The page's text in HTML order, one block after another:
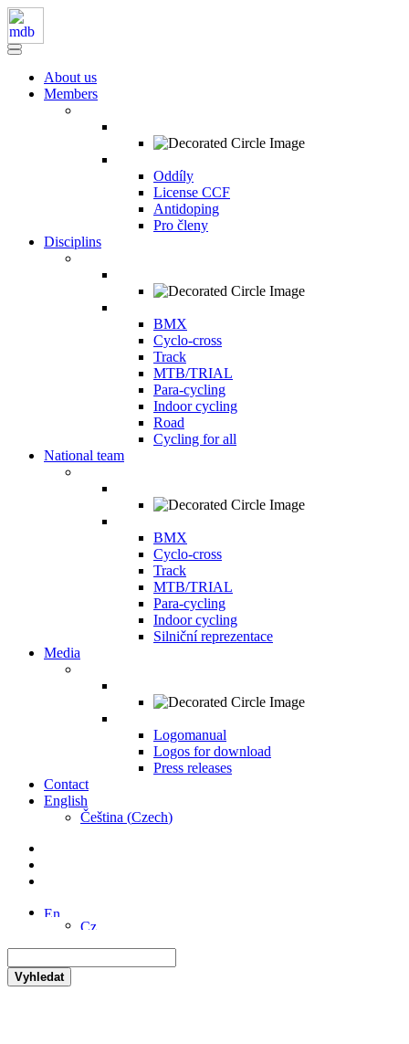
About us
Members
Oddíly
License CCF
Antidoping
Pro členy
Disciplins
BMX
Cyclo-cross
Track
MTB/TRIAL
Para-cycling
Indoor cycling
Road
Cycling for all
National team
BMX
Cyclo-cross
Track
MTB/TRIAL
Para-cycling
Indoor cycling
Silniční reprezentace
Media
Logomanual
Logos for download
Press releases
Contact
English
Čeština (Czech)
Vyhledat